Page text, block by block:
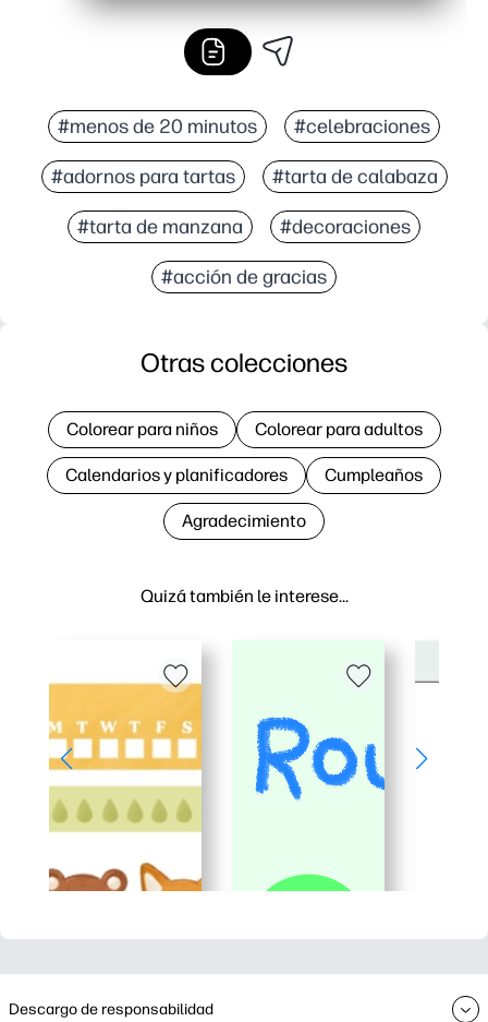
#menos de 20 minutos #celebraciones
#adornos para tartas #tarta de calabaza
#tarta de manzana #decoraciones
#acción de gracias
Quizá también le interese…
Otras colecciones
Colorear para niños Colorear para adultos
Calendarios y planificadores Cumpleaños
Agradecimiento
Descargo de responsabilidad